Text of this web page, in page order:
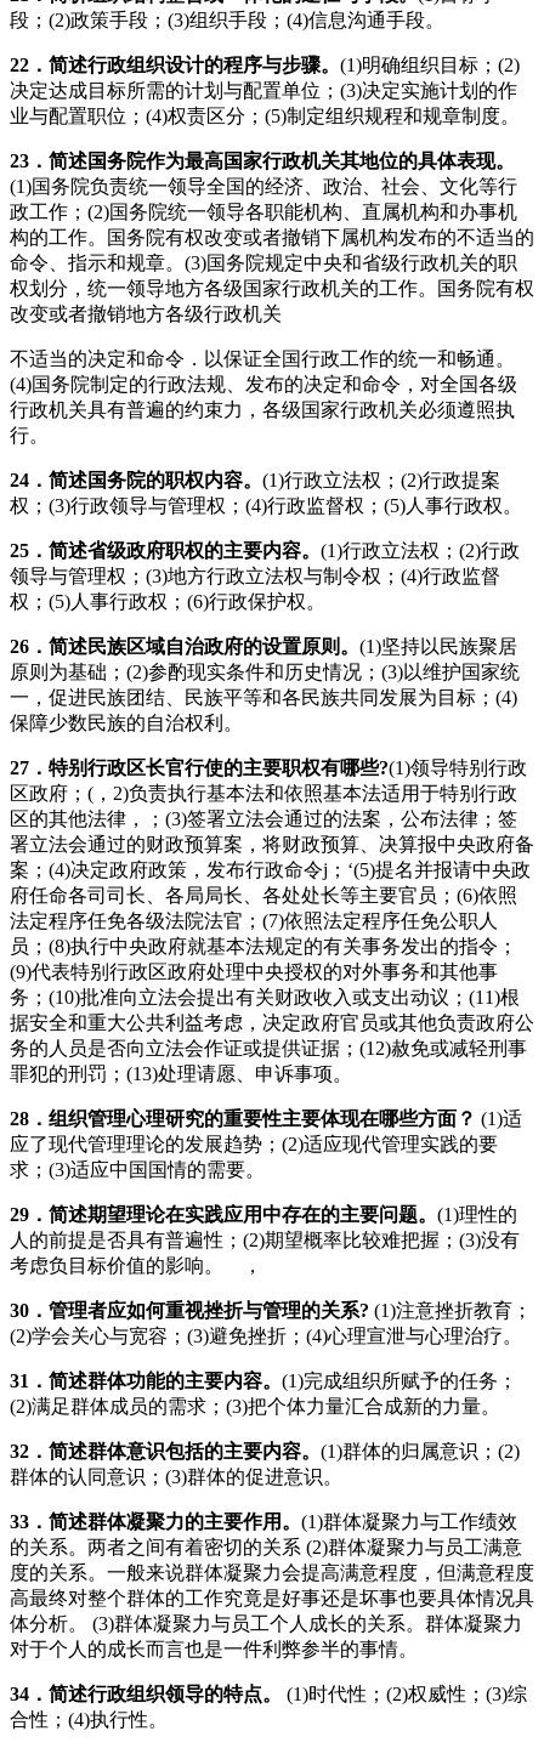
段；(2)政策手段；(3)组织手段；(4)信息沟通手段。
22 ．简述行政组织设计的程序与步骤。 (1)明确组织目标；(2)
决定达成目标所需的计划与配置单位；(3)决定实施计划的作
业与配置职位；(4)权责区分；(5)制定组织规程和规章制度。
23 ．简述国务院作为最高国家行政机关其地位的具体表现。
(1)国务院负责统一领导全国的经济、政治、社会、文化等行
政工作；(2)国务院统一领导各职能机构、直属机构和办事机
构的工作。国务院有权改变或者撤销下属机构发布的不适当的
命令、指示和规章。(3)国务院规定中央和省级行政机关的职
权划分，统一领导地方各级国家行政机关的工作。国务院有权
改变或者撤销地方各级行政机关
不适当的决定和命令．以保证全国行政工作的统一和畅通。
(4)国务院制定的行政法规、发布的决定和命令，对全国各级
行政机关具有普遍的约束力，各级国家行政机关必须遵照执
行。
24 ．简述国务院的职权内容。 (1)行政立法权；(2)行政提案
权；(3)行政领导与管理权；(4)行政监督权；(5)人事行政权。
25 ．简述省级政府职权的主要内容。 (1)行政立法权；(2)行政
领导与管理权；(3)地方行政立法权与制令权；(4)行政监督
权；(5)人事行政权；(6)行政保护权。
26 ．简述民族区域自治政府的设置原则。 (1)坚持以民族聚居
原则为基础；(2)参酌现实条件和历史情况；(3)以维护国家统
一，促进民族团结、民族平等和各民族共同发展为目标；(4)
保障少数民族的自治权利。
27 ．特别行政区长官行使的主要职权有哪些?(1)领导特别行政
区政府；(，2)负责执行基本法和依照基本法适用于特别行政
区的其他法律，；(3)签署立法会通过的法案，公布法律；签
署立法会通过的财政预算案，将财政预算、决算报中央政府备
案；(4)决定政府政策，发布行政命令j；‘(5)提名并报请中央政
府任命各司司长、各局局长、各处处长等主要官员；(6)依照
法定程序任免各级法院法官；(7)依照法定程序任免公职人
员；(8)执行中央政府就基本法规定的有关事务发出的指令；
(9)代表特别行政区政府处理中央授权的对外事务和其他事
务；(10)批准向立法会提出有关财政收入或支出动议；(11)根
据安全和重大公共利益考虑，决定政府官员或其他负责政府公
务的人员是否向立法会作证或提供证据；(12)赦免或减轻刑事
罪犯的刑罚；(13)处理请愿、申诉事项。
28 ．组织管理心理研究的重要性主要体现在哪些方面？ (1)适
应了现代管理理论的发展趋势；(2)适应现代管理实践的要
求；(3)适应中国国情的需要。
29 ．简述期望理论在实践应用中存在的主要问题。 (1)理性的
人的前提是否具有普遍性；(2)期望概率比较难把握；(3)没有
考虑负目标价值的影响。 ，
30 ．管理者应如何重视挫折与管理的关系? (1)注意挫折教育；
(2)学会关心与宽容；(3)避免挫折；(4)心理宣泄与心理治疗。
31 ．简述群体功能的主要内容。 (1)完成组织所赋予的任务；
(2)满足群体成员的需求；(3)把个体力量汇合成新的力量。
32 ．简述群体意识包括的主要内容。 (1)群体的归属意识；(2)
群体的认同意识；(3)群体的促进意识。
33 ．简述群体凝聚力的主要作用。 (1)群体凝聚力与工作绩效
的关系。两者之间有着密切的关系 (2)群体凝聚力与员工满意
度的关系。一般来说群体凝聚力会提高满意程度，但满意程度
高最终对整个群体的工作究竟是好事还是坏事也要具体情况具
体分析。 (3)群体凝聚力与员工个人成长的关系。群体凝聚力
对于个人的成长而言也是一件利弊参半的事情。
34 ．简述行政组织领导的特点。
(1)时代性；(2)权威性；(3)综
合性；(4)执行性。